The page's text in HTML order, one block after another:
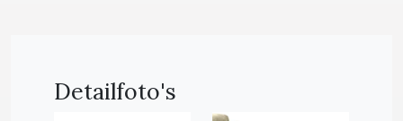
Detailfoto's